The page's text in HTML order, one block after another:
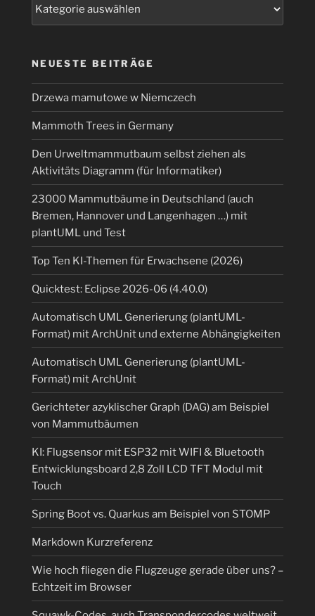
Java
Zeilen“
NEUESTE BEITRÄGE
Drzewa mamutowe w Niemczech
Mammoth Trees in Germany
Den Urweltmammutbaum selbst ziehen als
Aktivitäts Diagramm (für Informatiker)
23000 Mammutbäume in Deutschland (auch
Bremen, Hannover und Langenhagen …) mit
plantUML und Test
Top Ten KI-Themen für Erwachsene (2026)
Quicktest: Eclipse 2026-06 (4.40.0)
Automatisch UML Generierung (plantUML-
Format) mit ArchUnit und externe Abhängigkeiten
Automatisch UML Generierung (plantUML-
Format) mit ArchUnit
Gerichteter azyklischer Graph (DAG) am Beispiel
von Mammutbäumen
KI: Flugsensor mit ESP32 mit WIFI & Bluetooth
Entwicklungsboard 2,8 Zoll LCD TFT Modul mit
Touch
Spring Boot vs. Quarkus am Beispiel von STOMP
Markdown Kurzreferenz
Wie hoch fliegen die Flugzeuge gerade über uns? –
Echtzeit im Browser